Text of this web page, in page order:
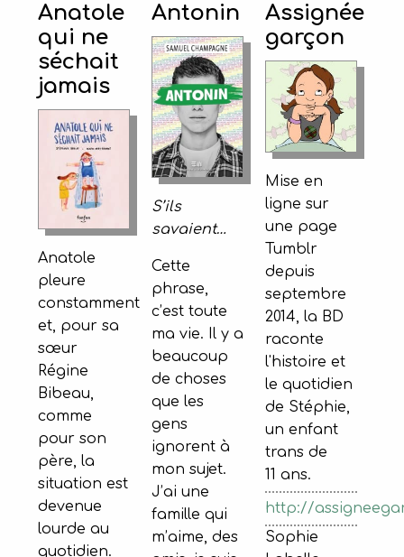
Anatole
qui ne
séchait
jamais
Anatole
pleure
constamment
et, pour sa
sœur
Régine
Bibeau,
comme
pour son
père, la
situation est
devenue
lourde au
quotidien.
Antonin
S’ils
savaient…
Cette
phrase,
c’est toute
ma vie. Il y a
beaucoup
de choses
que les
gens
ignorent à
mon sujet.
J’ai une
famille qui
m’aime, des
Assignée
garçon
Mise en
ligne sur
une page
Tumblr
depuis
septembre
2014, la BD
raconte
l'histoire et
le quotidien
de Stéphie,
un enfant
trans de
11 ans.
http://
Sophie